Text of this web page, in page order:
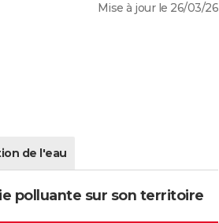
Mise à jour le 26/03/26
de l'eau
polluante sur son territoire